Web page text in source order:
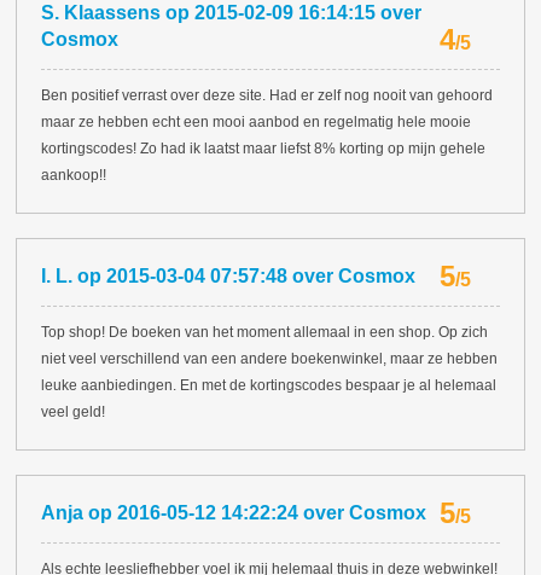
S. Klaassens op2015-02-09 16:14:15 over
Cosmox
4/5
Ben positief verrast over deze site. Had er zelf nog nooit van gehoord
maar ze hebben echt een mooi aanbod en regelmatig hele mooie
kortingscodes! Zo had ik laatst maar liefst 8% korting op mijn gehele
aankoop!!
I. L.op2015-03-04 07:57:48 overCosmox 5/5
Top shop! De boeken van het moment allemaal in een shop. Op zich
niet veel verschillend van een andere boekenwinkel, maar ze hebben
leuke aanbiedingen. En met de kortingscodes bespaar je al helemaal
veel geld!
Anja op2016-05-12 14:22:24 overCosmox 5/5
Als echte leesliefhebber voel ik mij helemaal thuis in deze webwinkel!